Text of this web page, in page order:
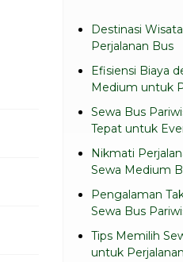
Destinasi
Perjalanan Bus
Efisiensi Biaya
Medium untuk
Sewa Bus
Tepat untuk
Nikmati
Sewa Medium
Pengalaman
Sewa Bus
Tips Memilih
untuk